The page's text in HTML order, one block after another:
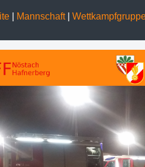
| Mannschaft|